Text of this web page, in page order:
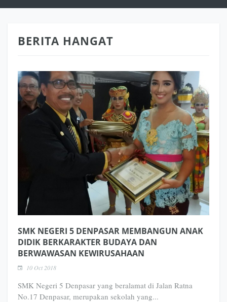
BERITA HANGAT
SMK NEGERI 5 DENPASAR MEMBANGUN ANAK
DIDIK BERKARAKTER BUDAYA DAN
BERWAWASAN KEWIRUSAHAAN
10 Oct 2018
SMK Negeri 5 Denpasar yang beralamat di Jalan Ratna
No.17 Denpasar, merupakan sekolah yang...